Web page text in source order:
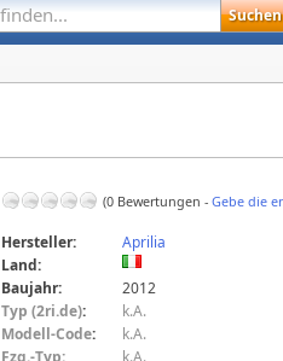
(0 Bewertungen - Gebe die
Hersteller:
Aprilia
Land:
Baujahr:
2012
Typ (2ri.de):
k.A.
Modell-Code:
k.A.
Fzg.-Typ:
k.A.